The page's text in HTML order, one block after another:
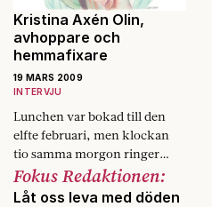
Kristina Axén Olin,
avhoppare och
hemmafixare
19 MARS 2009
INTERVJU
Lunchen var bokad till den
elfte februari, men klockan
tio samma morgon ringer
Kristina Axén Olin och bokar
om. Bara några timmar senare
Fokus Redaktionen:
Låt oss leva med döden